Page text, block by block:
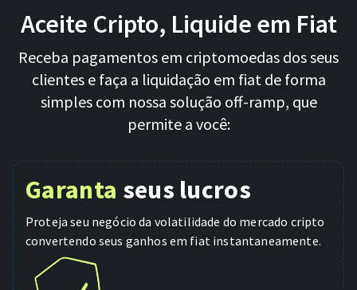
For AI developers
All solutions
Aceite Cripto, Liquide em Fiat
Receba pagamentos em criptomoedas dos seus
clientes e faça a liquidação em fiat de forma
simples com nossa solução off-ramp, que
permite a você:
Garanta seus lucros
Proteja seu negócio da volatilidade do mercado cripto
convertendo seus ganhos em fiat instantaneamente.